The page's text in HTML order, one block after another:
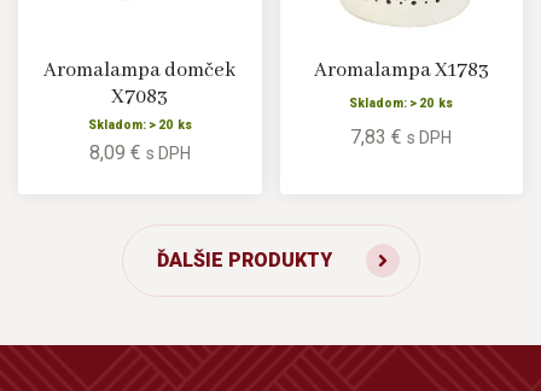
Aromalampa domček
X7083
Skladom: > 20 ks
8,09 € s DPH
Aromalampa X1783
Skladom: > 20 ks
7,83 €s DPH
ĎALŠIE PRODUKTY